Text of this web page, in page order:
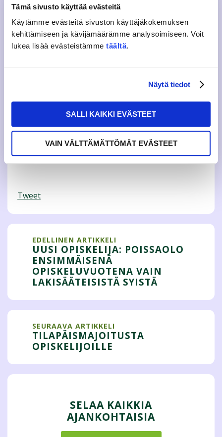
Tämä sivusto käyttää evästeitä
Käytämme evästeitä sivuston käyttäjäkokemuksen
kehittämiseen ja kävijämäärämme analysoimiseen. Voit
lukea lisää evästeistämme täältä.
Näytä tiedot
SALLI KAIKKI EVÄSTEET
VAIN VÄLTTÄMÄTTÖMÄT EVÄSTEET
sanoo JAMKOn hallituksen puheenjohtaja Niina Lampi.
lähtee ulkomaille sekä opiskelemaan että töihin ja heidän
turvallisuutensa ja tasa-arvoinen kohtelunsa on yhtälailla
perusoikeus.
Opiskelijakunta JAMKO on mukana rakentamassa sekä
puolesta,
Niina Lampi, Puheenjohtaja
Hannu Järvistö, Toiminnanjohtaja
Tweet
EDELLINEN ARTIKKELI
UUSI OPISKELIJA: POISSAOLO
ENSIMMÄISENÄ
OPISKELUVUOTENA VAIN
LAKISÄÄTEISISTÄ SYISTÄ
SEURAAVA ARTIKKELI
TILAPÄISMAJOITUSTA
OPISKELIJOILLE
SELAA KAIKKIA
AJANKOHTAISIA